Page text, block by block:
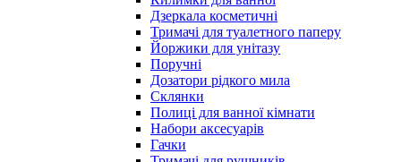
Дзеркала косметичні
Тримачі для туалетного паперу
Йоржики для унітазу
Поручні
Дозатори рідкого мила
Склянки
Полиці для ванної кімнати
Набори аксесуарів
Гачки